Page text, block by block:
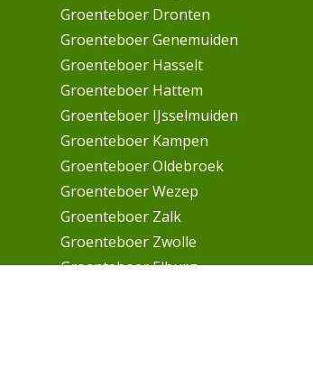
Groenteboer Dronten
Groenteboer Genemuiden
Groenteboer Hasselt
Groenteboer Hattem
Groenteboer IJsselmuiden
Groenteboer Kampen
Groenteboer Oldebroek
Groenteboer Wezep
Groenteboer Zalk
Groenteboer Zwolle
Groenteboer Elburg